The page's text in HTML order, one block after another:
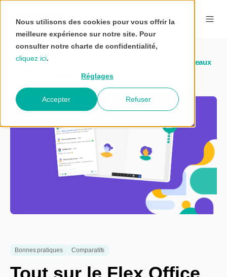
Nous utilisons des cookies pour vous offrir la
meilleure expérience sur notre site. Pour
consulter notre charte de confidentialité,
cliquez ici.
Réglages
Accepter Refuser
Blog
Tout sur le Flex Office ou Bureaux
flexibles
Bonnes pratiques Comparatifs